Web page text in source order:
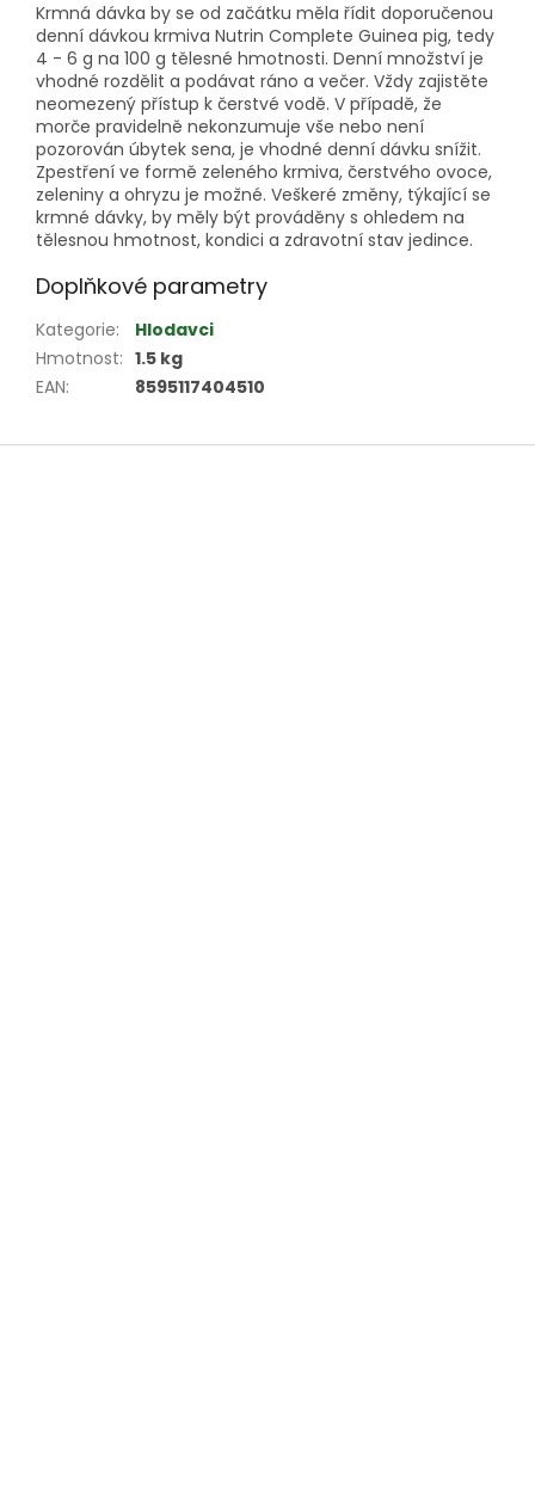
Krmná dávka by se od začátku měla řídit doporučenou
denní dávkou krmiva Nutrin Complete Guinea pig, tedy
4 - 6 g na 100 g tělesné hmotnosti. Denní množství je
vhodné rozdělit a podávat ráno a večer. Vždy zajistěte
neomezený přístup k čerstvé vodě. V případě, že
morče pravidelně nekonzumuje vše nebo není
pozorován úbytek sena, je vhodné denní dávku snížit.
Zpestření ve formě zeleného krmiva, čerstvého ovoce,
zeleniny a ohryzu je možné. Veškeré změny, týkající se
krmné dávky, by měly být prováděny s ohledem na
tělesnou hmotnost, kondici a zdravotní stav jedince.
Doplňkové parametry
Kategorie:
Hlodavci
Hmotnost: 1.5 kg
EAN: 8595117404510
Z